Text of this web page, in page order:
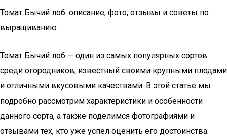
Томат Бычий лоб: описание, фото, отзывы и советы по
выращиванию
Томат Бычий лоб — один из самых популярных сортов
среди огородников, известный своими крупными плодами
и отличными вкусовыми качествами. В этой статье мы
подробно рассмотрим характеристики и особенности
данного сорта, а также поделимся фотографиями и
отзывами тех, кто уже успел оценить его достоинства.